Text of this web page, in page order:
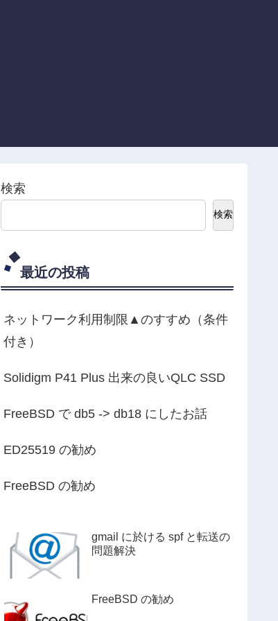
検索
検索
最近の投稿
ネットワーク利用制限▲のすすめ（条件
付き）
Solidigm P41 Plus 出来の良いQLC SSD
FreeBSD で db5 -> db18 にしたお話
ED25519 の勧め
FreeBSD の勧め
gmail に於ける spf と転送の
問題解決
FreeBSD の勧め